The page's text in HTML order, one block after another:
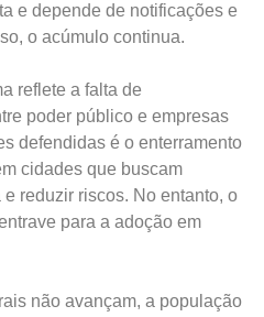
e depende de notificações e
o acúmulo continua.
reflete a falta de
poder público e empresas
defendidas é o enterramento
cidades que buscam
reduzir riscos. No entanto, o
para a adoção em
não avançam, a população